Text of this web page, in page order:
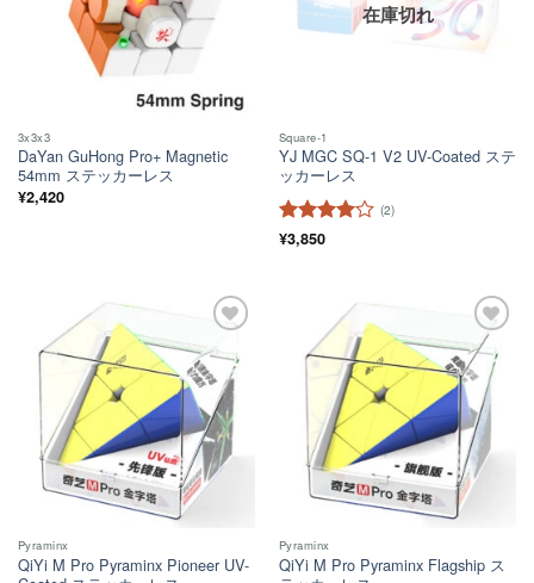
3x3x3
DaYan GuHong Pro+ Magnetic
54mm ステッカーレス
¥2,420
在庫切れ
Square-1
YJ MGC SQ-1 V2 UV-Coated ステ
ッカーレス
5段階中
(2)
¥3,850
い！
Pyraminx
QiYi M Pro Pyraminx Pioneer UV-
ほし
い！
Pyraminx
QiYi M Pro Pyraminx Flagship ス